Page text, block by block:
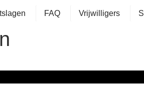
FAQ Vrijwilligers